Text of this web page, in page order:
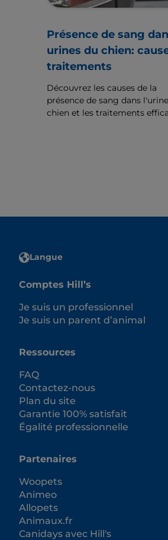
Présence de sang
urines du chien:
traitements
Découvrez les causes de la
présence de sang dans
chien et les traitements
Langue
Comptes Hill’s
Je suis un professionnel
Je suis un parent d’animal
Ressources
FAQ
Contactez-nous
Plan du site
Garantie 100% satisfait
Égalité professionnelle
Partenaires
Woopets
Animeo
Allopets
Animaux.fr
Canidays avec Hill's